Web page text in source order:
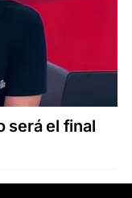
será el final